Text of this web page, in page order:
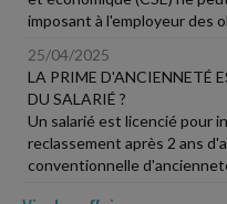
imposant à l'employeur des
25/04/2025
LA PRIME D'ANCIENNETÉ
DU SALARIÉ ?
Un salarié est licencié pour
reclassement après 2 ans
conventionnelle